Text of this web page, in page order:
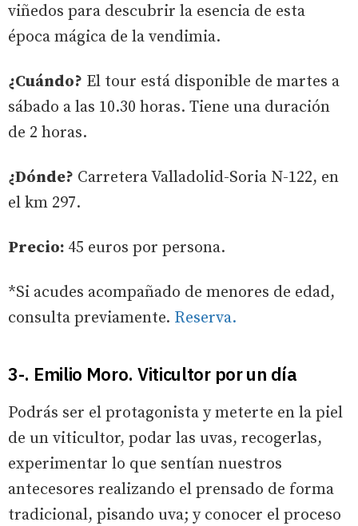
viñedos para descubrir la esencia de esta
época mágica de la vendimia.
¿Cuándo? El tour está disponible de martes a
sábado a las 10.30 horas. Tiene una duración
de 2 horas.
¿Dónde? Carretera Valladolid-Soria N-122, en
el km 297.
Precio: 45 euros por persona.
*Si acudes acompañado de menores de edad,
consulta previamente. Reserva.
3-. Emilio Moro. Viticultor por un día
Podrás ser el protagonista y meterte en la piel
de un viticultor, podar las uvas, recogerlas,
experimentar lo que sentían nuestros
antecesores realizando el prensado de forma
tradicional, pisando uva; y conocer el proceso